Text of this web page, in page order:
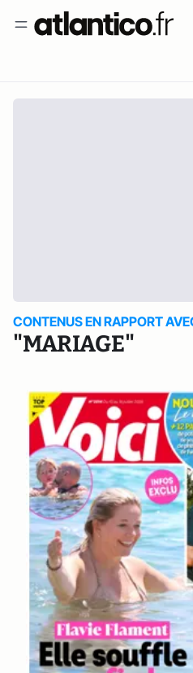
CONTENUS EN RAPPORT
"MARIAGE"